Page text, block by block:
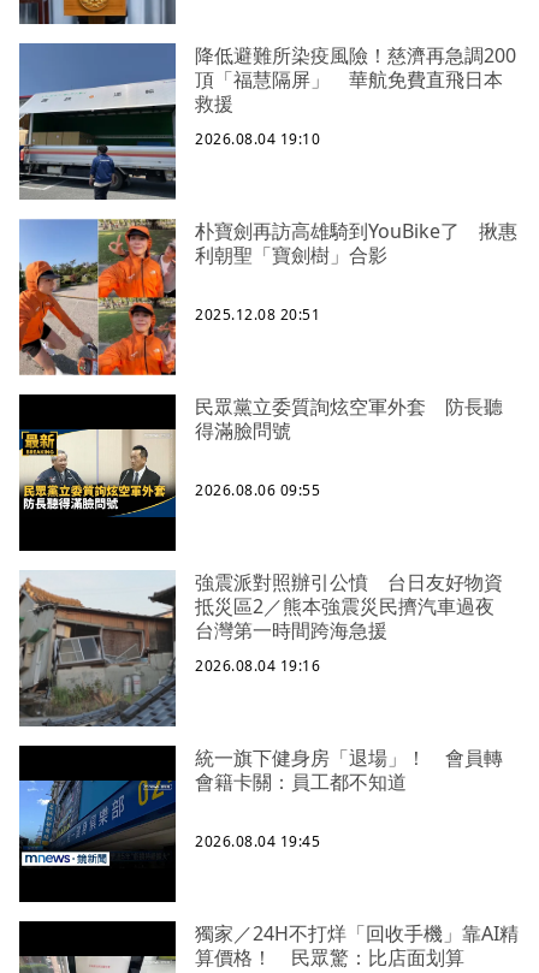
降低避難所染疫風險！慈濟再急調200
頂「福慧隔屏」 華航免費直飛日本
救援
2026.08.04 19:10
朴寶劍再訪高雄騎到YouBike了 揪惠
利朝聖「寶劍樹」合影
2025.12.08 20:51
民眾黨立委質詢炫空軍外套 防長聽
得滿臉問號
2026.08.06 09:55
強震派對照辦引公憤 台日友好物資
抵災區2／熊本強震災民擠汽車過夜
台灣第一時間跨海急援
2026.08.04 19:16
統一旗下健身房「退場」！ 會員轉
會籍卡關：員工都不知道
2026.08.04 19:45
獨家／24H不打烊「回收手機」靠AI精
算價格！ 民眾驚：比店面划算